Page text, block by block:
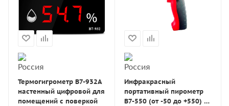
Термогигрометр В7-932А
настенный цифровой для
помещений с поверкой
Инфракрасный
портативный пирометр
В7-550 (от -50 до +550) с